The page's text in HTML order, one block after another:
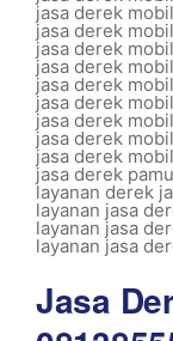
jasa derek
jasa derek
jasa derek
jasa derek
jasa derek
jasa derek
jasa derek
jasa derek
jasa derek
jasa derek
layanan derek
layanan jasa
layanan jasa
layanan jasa
Jasa